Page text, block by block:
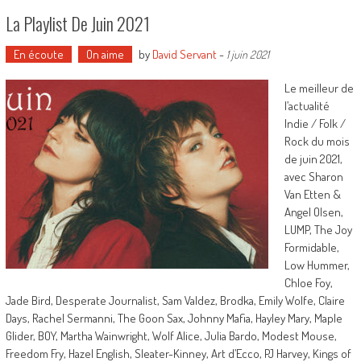
La Playlist De Juin 2021
En écoute On aime by David Servant- 1 juin 2021
Le meilleur de
l’actualité
Indie / Folk /
Rock du mois
de juin 2021,
avec Sharon
Van Etten &
Angel Olsen,
LUMP, The Joy
Formidable,
Low Hummer,
Chloe Foy,
Jade Bird, Desperate Journalist, Sam Valdez, Brodka, Emily Wolfe, Claire
Days, Rachel Sermanni, The Goon Sax, Johnny Mafia, Hayley Mary, Maple
Glider, BOY, Martha Wainwright, Wolf Alice, Julia Bardo, Modest Mouse,
Freedom Fry, Hazel English, Sleater-Kinney, Art d’Ecco, PJ Harvey, Kings of